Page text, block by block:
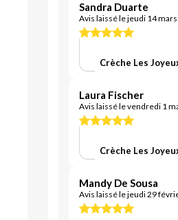
Sandra Duarte
Avis laissé le jeudi 14
Crèche Les
Laura Fischer
Avis laissé le vendredi 1
Crèche Les
Mandy De Sousa
Avis laissé le jeudi 29